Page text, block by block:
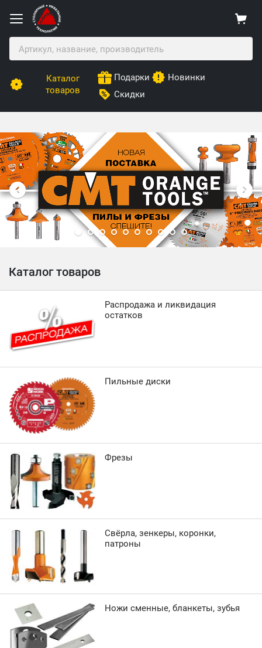
Каталог
товаров
Подарки
Новинки
Скидки
Столярные Мебельные Технологии
Каталог товаров
Распродажа и ликвидация
остатков
Пильные диски
Фрезы
Свёрла, зенкеры, коронки,
патроны
Ножи сменные, бланкеты, зубья